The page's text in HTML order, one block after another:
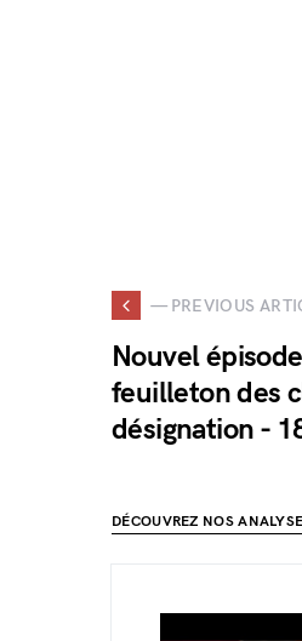
— PREVIOUS
Nouvel
feuilleton des
désignation -
DÉCOUVREZ NOS